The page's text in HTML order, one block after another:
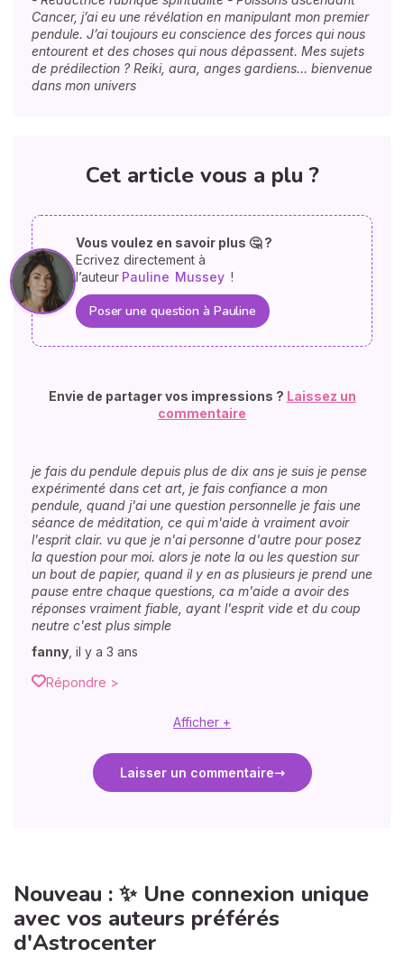
Cancer, j’ai eu une révélation en manipulant mon premier
pendule. J’ai toujours eu conscience des forces qui nous
entourent et des choses qui nous dépassent. Mes sujets
de prédilection ? Reiki, aura, anges gardiens… bienvenue
dans mon univers
Cet article vous a plu ?
Vous voulez en savoir plus 🤔 ?
Ecrivez directement à
l’auteur Pauline Mussey !
Poser une question à Pauline
Envie de partager vos impressions ? Laissez un
commentaire
je fais du pendule depuis plus de dix ans je suis je pense
expérimenté dans cet art, je fais confiance a mon
pendule, quand j'ai une question personnelle je fais une
séance de méditation, ce qui m'aide à vraiment avoir
l'esprit clair. vu que je n'ai personne d'autre pour posez
la question pour moi. alors je note la ou les question sur
un bout de papier, quand il y en as plusieurs je prend une
pause entre chaque questions, ca m'aide a avoir des
réponses vraiment fiable, ayant l'esprit vide et du coup
neutre c'est plus simple
fanny, il y a 3 ans
Répondre >
Afficher +
Laisser un commentaire
Nouveau : ✨ Une connexion unique
avec vos auteurs préférés
d'Astrocenter